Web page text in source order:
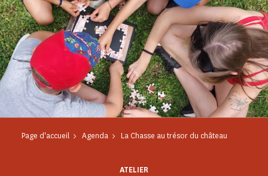
Page d'accueil Agenda La Chasse au trésor du château
ATELIER